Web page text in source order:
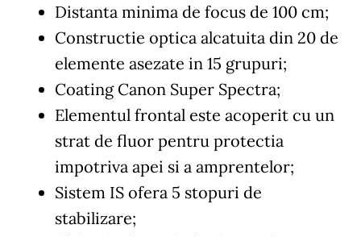
Distanta minima de focus de 100 cm;
Constructie optica alcatuita din 20 de
elemente asezate in 15 grupuri;
Coating Canon Super Spectra;
Elementul frontal este acoperit cu un
strat de fluor pentru protectia
impotriva apei si a amprentelor;
Sistem IS ofera 5 stopuri de
stabilizare;